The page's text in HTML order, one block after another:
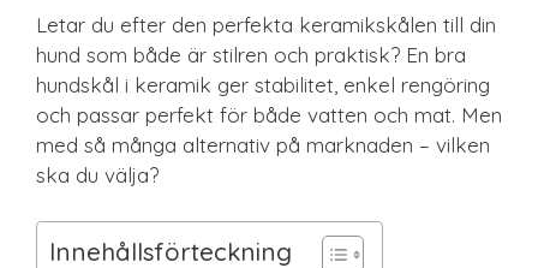
Letar du efter den perfekta keramikskålen till din
hund som både är stilren och praktisk? En bra
hundskål i keramik ger stabilitet, enkel rengöring
och passar perfekt för både vatten och mat. Men
med så många alternativ på marknaden – vilken
ska du välja?
Innehållsförteckning